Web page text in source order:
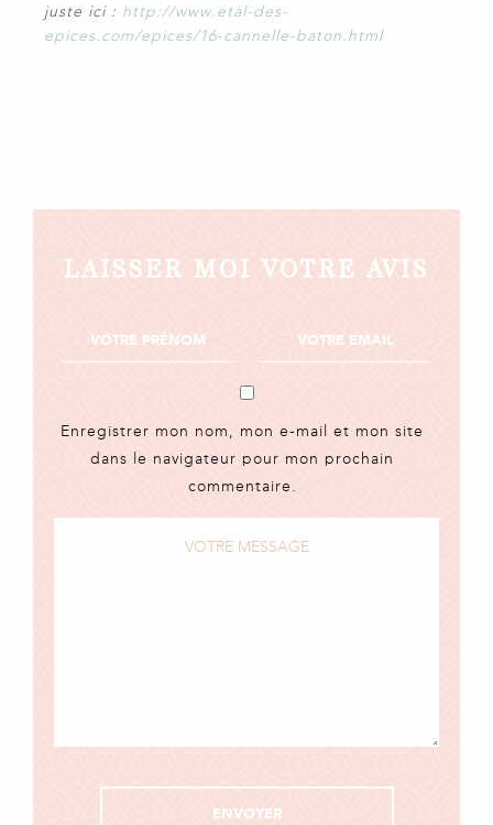
juste ici : http://www.etal-des-
epices.com/epices/16-cannelle-baton.html
LAISSER MOI VOTRE AVIS
Enregistrer mon nom, mon e-mail et mon site
dans le navigateur pour mon prochain
commentaire.